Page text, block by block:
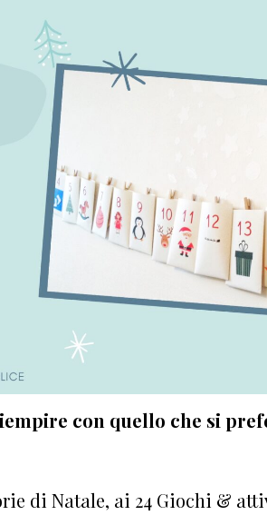
con quello che si
di Natale, ai 24 Giochi &